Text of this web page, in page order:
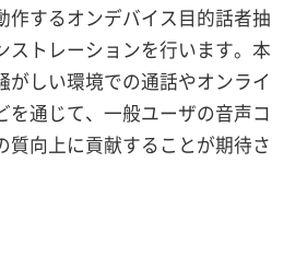
作するオンデバイス目的話者抽
ストレーションを行います。本
がしい環境での通話やオンライ
を通じて、一般ユーザの音声コ
質向上に貢献することが期待さ